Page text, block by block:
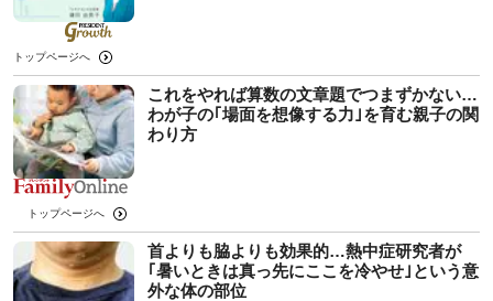
トップページへ
これをやれば算数の文章題でつまずかない…
わが子の｢場面を想像する力｣を育む親子の関
わり方
トップページへ
首よりも脇よりも効果的…熱中症研究者が
｢暑いときは真っ先にここを冷やせ｣という意
外な体の部位